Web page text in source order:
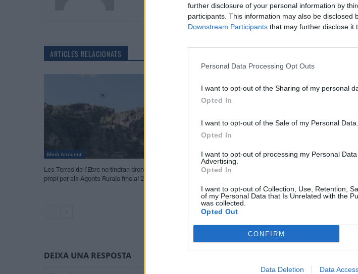
further disclosure of your personal information by
participants. This information may also be disclosed
Downstream Participants that may further disclose it
Personal Data Processing Opt Outs
I want to opt-out of the Sharing of my personal
Opted In
I want to opt-out of the Sale of my Personal Data.
Opted In
I want to opt-out of processing my Personal
Advertising.
Opted In
I want to opt-out of Collection, Use, Retention,
of my Personal Data that Is Unrelated with the
was collected.
Opted Out
CONFIRM
Data Deletion Data
ARTICLES RELACIONATS
Medi Ambient
Les Terres de l’Ebre no tindran dron tèrmic
propi per als Agents Rurals fins al 2027
Horta de Sant Joan i Bot inicien el
seguretat a Les Olles
Medi Ambient
regió
DEIXA UNA RESPOSTA